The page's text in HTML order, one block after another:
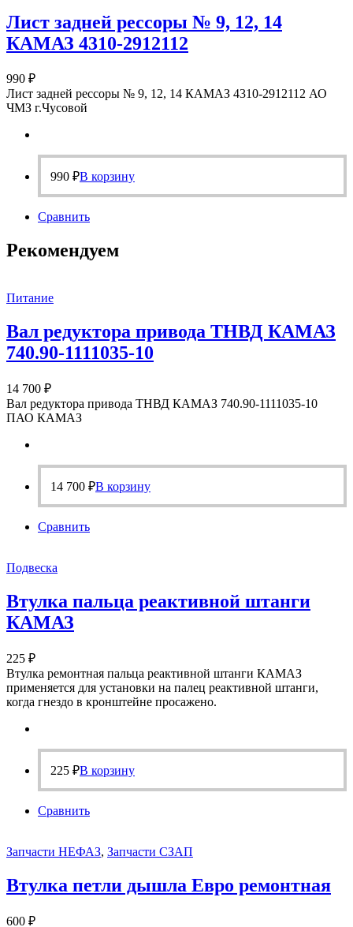
Лист задней рессоры № 9, 12, 14
КАМАЗ 4310-2912112
990 ₽
Лист задней рессоры № 9, 12, 14 КАМАЗ 4310-2912112 АО
ЧМЗ г.Чусовой
990 ₽В корзину
Сравнить
Рекомендуем
Питание
Вал редуктора привода ТНВД КАМАЗ
740.90-1111035-10
14 700 ₽
Вал редуктора привода ТНВД КАМАЗ 740.90-1111035-10
ПАО КАМАЗ
14 700 ₽В корзину
Сравнить
Подвеска
Втулка пальца реактивной штанги
КАМАЗ
225 ₽
Втулка ремонтная пальца реактивной штанги КАМАЗ
применяется для установки на палец реактивной штанги,
когда гнездо в кронштейне просажено.
225 ₽В корзину
Сравнить
Запчасти НЕФАЗ, Запчасти СЗАП
Втулка петли дышла Евро ремонтная
600 ₽